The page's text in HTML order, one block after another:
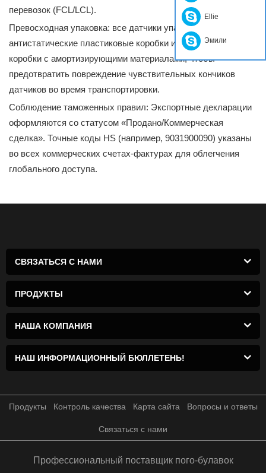
перевозок (FCL/LCL).
Превосходная упаковка: все датчики упакованы в
антистатические пластиковые коробки и многослойные
коробки с амортизирующими материалами, чтобы
предотвратить повреждение чувствительных кончиков
датчиков во время транспортировки.
Соблюдение таможенных правил: Экспортные декларации
оформляются со статусом «Продано/Коммерческая
сделка». Точные коды HS (например, 9031900090) указаны
во всех коммерческих счетах-фактурах для облегчения
глобального доступа.
СВЯЗАТЬСЯ С НАМИ
ПРОДУКТЫ
НАША КОМПАНИЯ
НАШ ИНФОРМАЦИОННЫЙ БЮЛЛЕТЕНЬ!
Продукты Контроль качества Карта сайта Вопросы и ответы
Связаться с нами
Профессиональный поставщик пого-булавок
Ellie
Эмили